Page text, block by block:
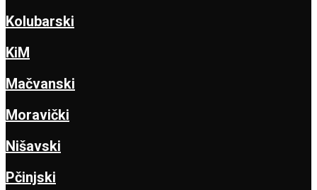
Kolubarski
KiM
Mačvanski
Moravički
Nišavski
Pčinjski